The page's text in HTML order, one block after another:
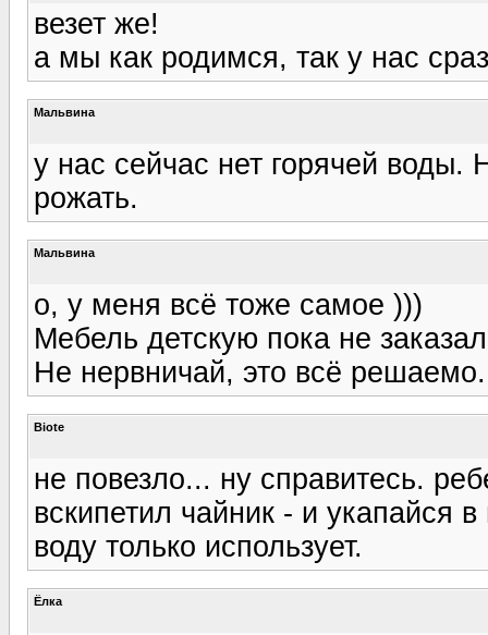
везет же!
а мы как родимся, так у нас
Мальвина
у нас сейчас нет горячей воды.
рожать.
Мальвина
о, у меня всё тоже самое )))
Мебель детскую пока не
Не нервничай, это всё решаемо.
Biote
не повезло... ну справитесь.
вскипетил чайник - и укапайся
воду только использует.
Ёлка